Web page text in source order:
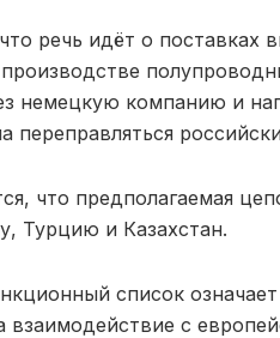
что речь идёт о поставках
производстве
немецкую компанию и
переправляться
что предполагаемая
Турцию и Казахстан.
список
взаимодействие с